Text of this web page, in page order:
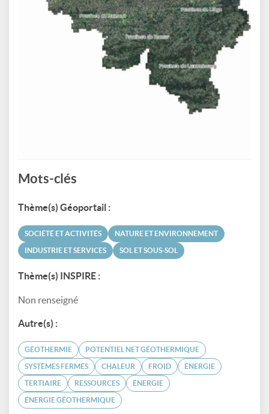
Mots-clés
Thème(s) Géoportail :
SOCIÉTÉ ET ACTIVITÉS NATURE ET ENVIRONNEMENT
INDUSTRIE ET SERVICES SOL ET SOUS-SOL
Thème(s) INSPIRE :
Non renseigné
Autre(s) :
GÉOTHERMIE POTENTIEL NET GÉOTHERMIQUE
SYSTÈMES FERMÉS CHALEUR FROID ÉNERGIE
TERTIAIRE RESSOURCES ÉNERGIE
ÉNERGIE GÉOTHERMIQUE